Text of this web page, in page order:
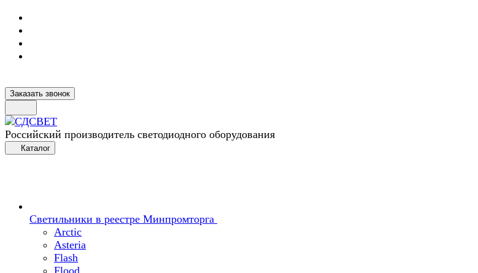
Заказать звонок
Российский производитель светодиодного оборудования
Каталог
Светильники в реестре Минпромторга
Arctic
Asteria
Flash
Flood